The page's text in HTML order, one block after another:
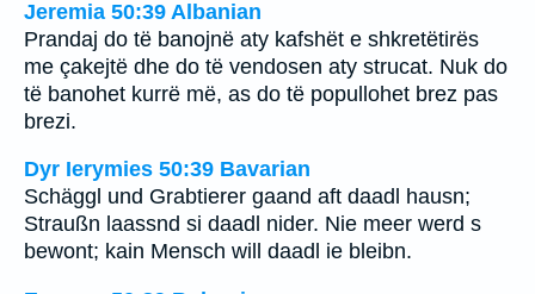
Jeremia 50:39 Albanian
Prandaj do të banojnë aty kafshët e shkretëtirës
me çakejtë dhe do të vendosen aty strucat. Nuk do
të banohet kurrë më, as do të popullohet brez pas
brezi.
Dyr Ierymies 50:39 Bavarian
Schäggl und Grabtierer gaand aft daadl hausn;
Straußn laassnd si daadl nider. Nie meer werd s
bewont; kain Mensch will daadl ie bleibn.